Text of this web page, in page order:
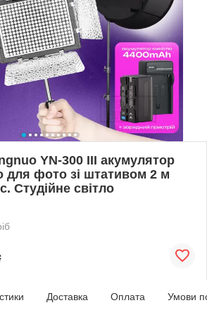
YN-300 III акумулятор
для фото зі штативом 2 м
Студійне світло
Доставка Оплата Умови